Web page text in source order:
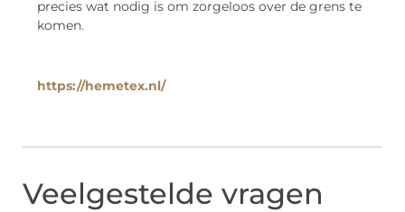
precies wat nodig is om zorgeloos over de grens te
komen.
https://hemetex.nl/
Veelgestelde vragen